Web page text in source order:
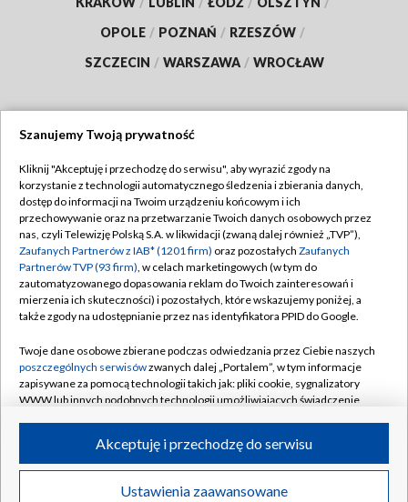
OPOLE / POZNAŃ / RZESZÓW /
SZCZECIN / WARSZAWA / WROCŁAW
TVP
Abonament TVP
Emisja w TVP
Centrum informacji TVP
Naziemna Telewizja Cyfrowa
Rada Programowa
System NOS
Informacje o nadawcy
Program dla prasy
Regulamin TVP
Polityka prywatności
Moje zgody
Pomoc
Kontakt
Kanały
©2026 Telewizja Polska S.A. w likwidacji
Szanujemy Twoją prywatność
Kliknij "Akceptuję i przechodzę do serwisu", aby wyrazić zgody na
korzystanie z technologii automatycznego śledzenia i zbierania danych,
dostęp do informacji na Twoim urządzeniu końcowym i ich
przechowywanie oraz na przetwarzanie Twoich danych osobowych przez
nas, czyli Telewizję Polską S.A. w likwidacji (zwaną dalej również „TVP”),
Zaufanych Partnerów z IAB* (1201 firm) oraz pozostałych Zaufanych
Partnerów TVP (93 firm), w celach marketingowych (w tym do
zautomatyzowanego dopasowania reklam do Twoich zainteresowań i
mierzenia ich skuteczności) i pozostałych, które wskazujemy poniżej, a
także zgody na udostępnianie przez nas identyfikatora PPID do Google.
Twoje dane osobowe zbierane podczas odwiedzania przez Ciebie naszych
poszczególnych serwisówzwanych dalej „Portalem”, w tym informacje
zapisywane za pomocą technologii takich jak: pliki cookie, sygnalizatory
WWW lub innych podobnych technologii umożliwiających świadczenie
ruchu w Internecie.
Twoje dane osobowe zbierane podczas odwiedzania przez Ciebie
Ustawienia zaawansowane
Akceptuję i przechodzę do serwisu